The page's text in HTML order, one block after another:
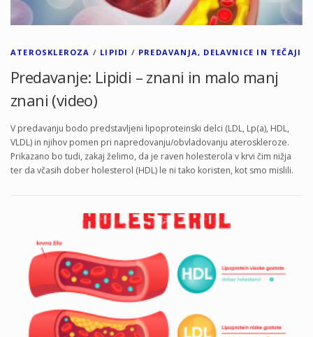
ATEROSKLEROZA / LIPIDI / PREDAVANJA, DELAVNICE IN TEČAJI
Predavanje: Lipidi – znani in malo manj
znani (video)
V predavanju bodo predstavljeni lipoproteinski delci (LDL, Lp(a), HDL,
VLDL) in njihov pomen pri napredovanju/obvladovanju ateroskleroze.
Prikazano bo tudi, zakaj želimo, da je raven holesterola v krvi čim nižja
ter da včasih dober holesterol (HDL) le ni tako koristen, kot smo mislili.